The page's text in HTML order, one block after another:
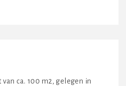
ca. 100 m2, gelegen in